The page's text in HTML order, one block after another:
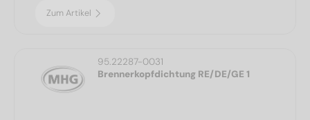
Zum Artikel
95.22287-0031
Brennerkopfdichtung RE/DE/GE 1